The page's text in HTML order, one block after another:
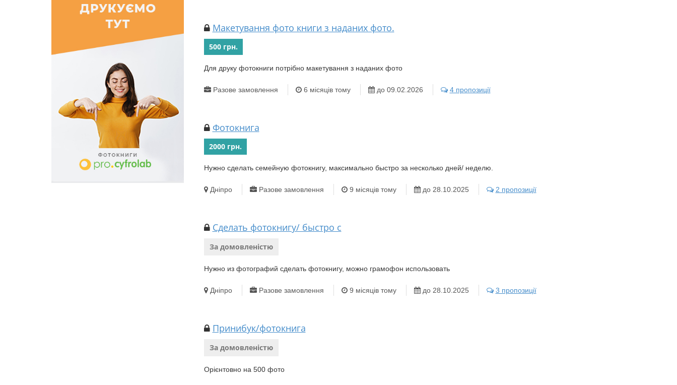
Макетування фото книги з наданих фото.
500 грн.
Для друку фотокниги потрібно макетування з наданих фото
Разове замовлення 6 місяців тому до 09.02.2026 4 пропозиції
Фотокнига
2000 грн.
Нужно сделать семейную фотокнигу, максимально быстро за несколько дней/ неделю.
Дніпро Разове замовлення 9 місяців тому до 28.10.2025 2 пропозиції
Сделать фотокнигу/ быстро с
За домовленістю
Нужно из фотографий сделать фотокнигу, можно грамофон использовать
Дніпро Разове замовлення 9 місяців тому до 28.10.2025 3 пропозиції
Принибук/фотокнига
За домовленістю
Орієнтовно на 500 фото